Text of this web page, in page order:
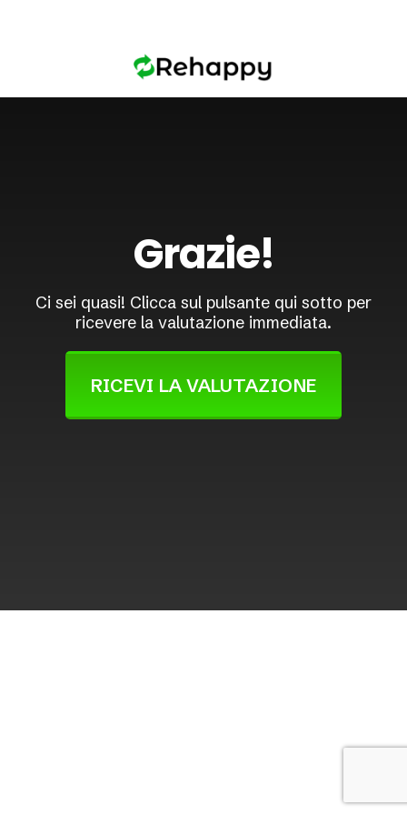
Grazie!
Ci sei quasi! Clicca sul pulsante qui sotto per
ricevere la valutazione immediata.
RICEVI LA VALUTAZIONE